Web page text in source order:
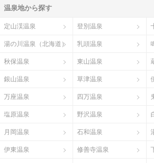
温泉地から探す
定山渓温泉 登別温泉
湯の川温泉（北海道） 乳頭温泉
秋保温泉 東山温泉
銀山温泉 草津温泉
万座温泉 四万温泉
塩原温泉 野沢温泉
月岡温泉 石和温泉
伊東温泉 修善寺温泉